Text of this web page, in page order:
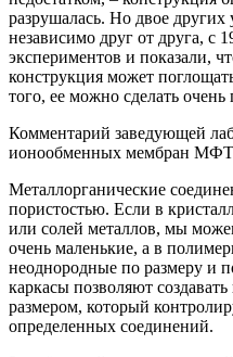
разрушалась. Но двое
независимо друг от друга, с
экспериментов и показали,
конструкция может
того, ее можно сделать очень
Комментарий заведующей
ионообменных мембран
Металлорганические
пористостью. Если в
или солей металлов, мы
очень маленькие, а в
неоднородные по размеру и
каркасы позволяют
размером, который
определенных соединений.